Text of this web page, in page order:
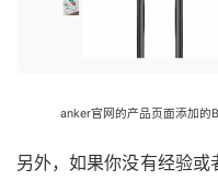
anker官网的产品页面添加的
另外，如果你没有经验